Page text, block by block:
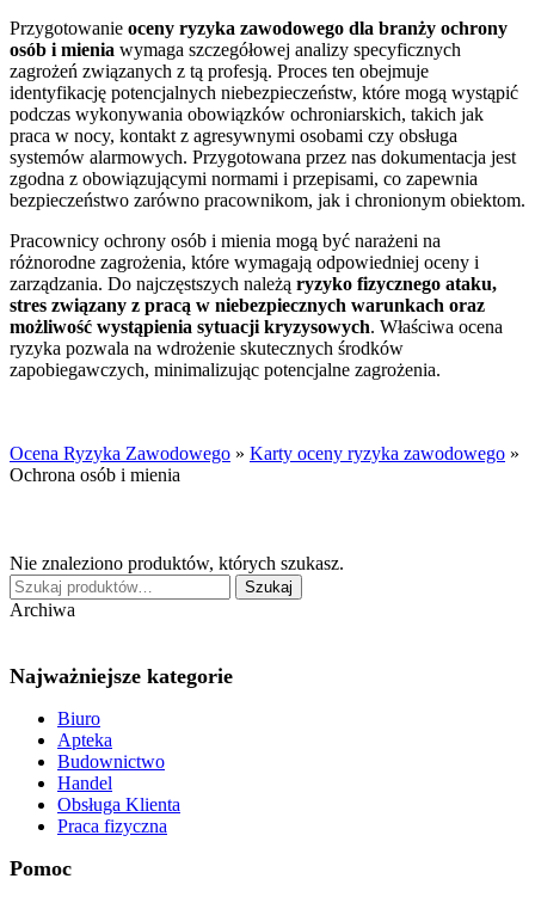
Przygotowanie oceny ryzyka zawodowego dla branży ochrony
osób i mienia wymaga szczegółowej analizy specyficznych
zagrożeń związanych z tą profesją. Proces ten obejmuje
identyfikację potencjalnych niebezpieczeństw, które mogą wystąpić
podczas wykonywania obowiązków ochroniarskich, takich jak
praca w nocy, kontakt z agresywnymi osobami czy obsługa
systemów alarmowych. Przygotowana przez nas dokumentacja jest
zgodna z obowiązującymi normami i przepisami, co zapewnia
bezpieczeństwo zarówno pracownikom, jak i chronionym obiektom.
Pracownicy ochrony osób i mienia mogą być narażeni na
różnorodne zagrożenia, które wymagają odpowiedniej oceny i
zarządzania. Do najczęstszych należą ryzyko fizycznego ataku,
stres związany z pracą w niebezpiecznych warunkach oraz
możliwość wystąpienia sytuacji kryzysowych. Właściwa ocena
ryzyka pozwala na wdrożenie skutecznych środków
zapobiegawczych, minimalizując potencjalne zagrożenia.
Ocena Ryzyka Zawodowego » Karty oceny ryzyka zawodowego »
Ochrona osób i mienia
Nie znaleziono produktów, których szukasz.
Szukaj:
Szukaj
Archiwa
Najważniejsze kategorie
Biuro
Apteka
Budownictwo
Handel
Obsługa Klienta
Praca fizyczna
Pomoc